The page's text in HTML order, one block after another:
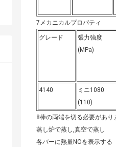
7メカニカルプロパティ
グレード
張力強度
(MPa)
4140
ミニ1080
(110)
8棒の両端を切る必要があり
蒸し炉で蒸し,真空で蒸し
各バーに熱量NOを表示する